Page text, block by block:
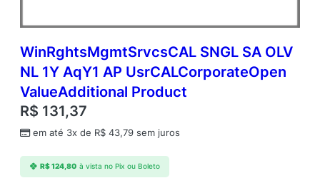
WinRghtsMgmtSrvcsCAL SNGL SA OLV
NL 1Y AqY1 AP UsrCALCorporateOpen
ValueAdditional Product
R$ 131,37
em até 3x de R$ 43,79 sem juros
R$124,80 à vista no Pix ou Boleto